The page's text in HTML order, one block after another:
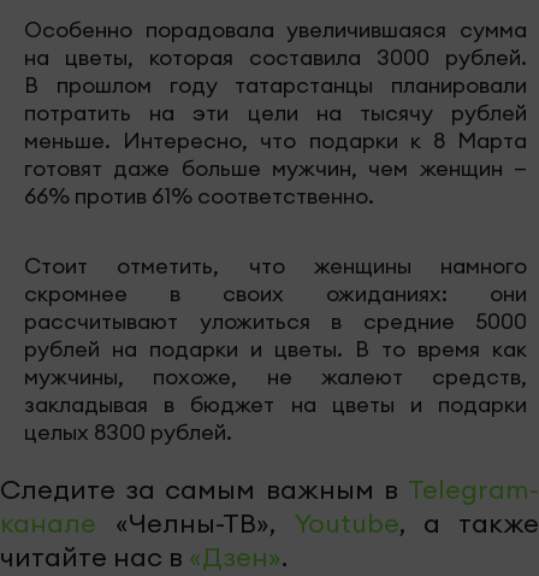
Особенно порадовала увеличившаяся сумма
на цветы, которая составила 3000 рублей.
В прошлом году татарстанцы планировали
потратить на эти цели на тысячу рублей
меньше. Интересно, что подарки к 8 Марта
готовят даже больше мужчин, чем женщин —
66% против 61% соответственно.
Стоит отметить, что женщины намного
скромнее в своих ожиданиях: они
рассчитывают уложиться в средние 5000
рублей на подарки и цветы. В то время как
мужчины, похоже, не жалеют средств,
закладывая в бюджет на цветы и подарки
целых 8300 рублей.
Следите за самым важным в Telegram-
канале «Челны-ТВ», Youtube, а также
читайте нас в «Дзен».